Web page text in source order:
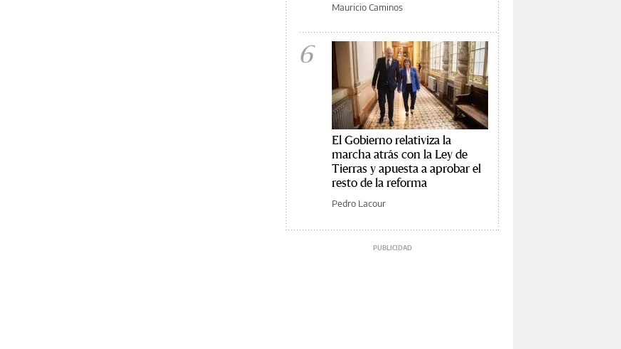
Mauricio Caminos
6
El Gobierno relativiza la
marcha atrás con la Ley de
Tierras y apuesta a aprobar el
resto de la reforma
Pedro Lacour